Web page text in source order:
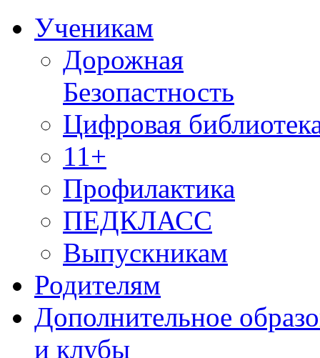
Ученикам
Дорожная
Безопастность
Цифровая
11+
Профилактика
ПЕДКЛАСС
Выпускникам
Родителям
Дополнительное
и клубы